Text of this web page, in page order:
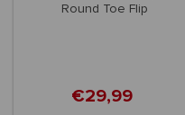
Round Toe Flip
€29,99